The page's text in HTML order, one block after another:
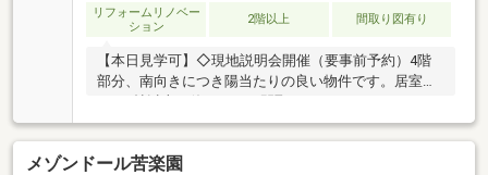
リフォームリノベー
ション
2階以上 間取り図有り
【本日見学可】◇現地説明会開催（要事前予約）4階
部分、南向きにつき陽当たりの良い物件です。居室す
ー、コンビニが徒歩10分圏内にあり便利な立地。
メゾンドール苦楽園